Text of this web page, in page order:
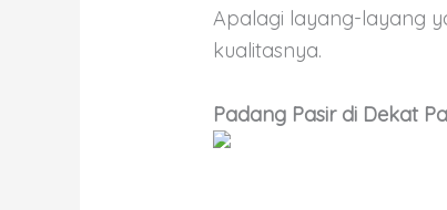
Apalagi layang-layang
kualitasnya.
Padang Pasir di Dekat